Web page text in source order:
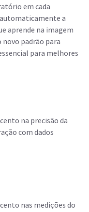
em cada
a
aprende na imagem
padrão para
para melhores
na precisão da
com dados
nas medições do